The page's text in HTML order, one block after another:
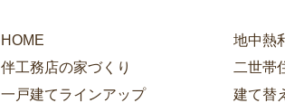
HOME
伴工務店の家づくり
一戸建てラインアップ
地中熱
二世帯
建て替